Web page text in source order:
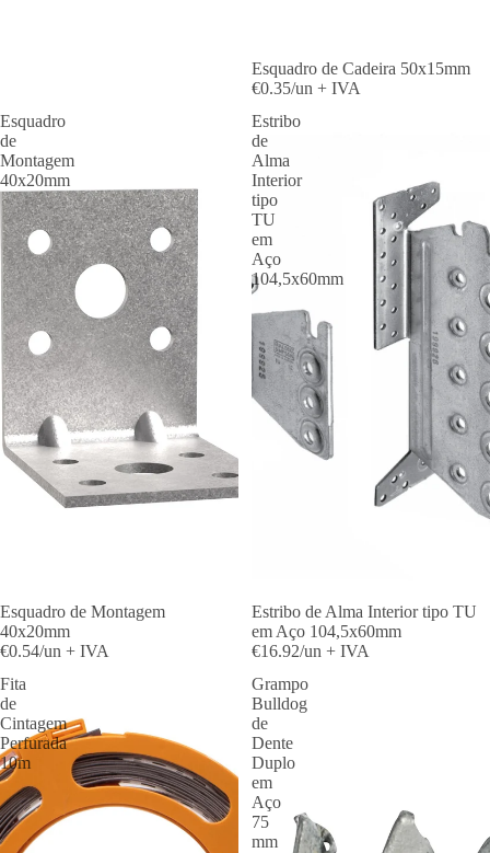
Esquadro de Cadeira 50x15mm
€0.35/un + IVA
Esquadro
de
Montagem
40x20mm
Esquadro de Montagem
40x20mm
€0.54/un + IVA
Estribo
de
Alma
Interior
tipo
TU
em
Aço
104,5x60mm
Estribo de Alma Interior tipo TU
em Aço 104,5x60mm
€16.92/un + IVA
Fita
de
Cintagem
Perfurada
10m
Grampo
Bulldog
de
Dente
Duplo
em
Aço
75
mm